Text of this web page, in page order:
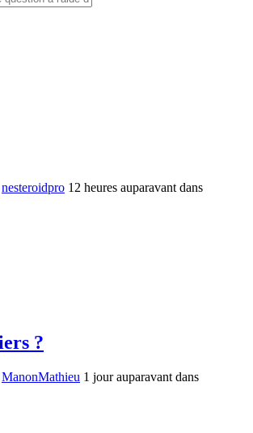
nesteroidpro 12 heures auparavant dans
?
ManonMathieu 1 jour auparavant dans